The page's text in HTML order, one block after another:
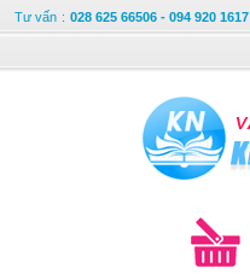
Tư vấn : 028 625 66506 - 094 920 1617